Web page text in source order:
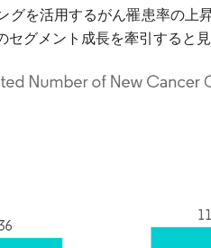
グを活用するがん罹患率の
グメント成長を牽引すると見